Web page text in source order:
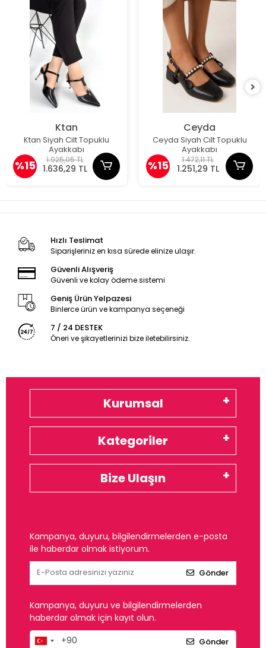
Ktan
Ktan Siyah Cilt Topuklu
Ayakkabı
%15 1.925,05 TL
1.636,29 TL
Ceyda
Ceyda Siyah Cilt Topuklu
Ayakkabı
%15 1.472,11 TL
1.251,29 TL
Hızlı Teslimat
Siparişleriniz en kısa sürede elinize ulaşır.
Güvenli Alışveriş
Güvenli ve kolay ödeme sistemi
Geniş Ürün Yelpazesi
Binlerce ürün ve kampanya seçeneği
7 / 24 DESTEK
Öneri ve şikayetlerinizi bize iletebilirsiniz.
Kurumsal
Kategoriler
Bize Ulaşın
Kampanya, duyuru, bilgilendirmelerden e-posta
ile haberdar olmak istiyorum.
Gönder
Kampanya, duyuru ve bilgilendirmelerden
haberdar olmak için kayıt olun.
Gönder